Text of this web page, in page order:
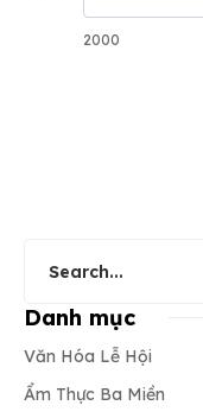
2000
Danh mục
Văn Hóa Lễ Hội
Ẩm Thực Ba Miền